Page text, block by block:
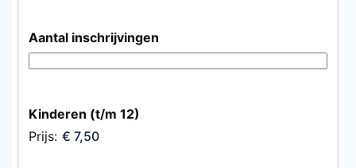
Aantal inschrijvingen
Kinderen (t/m 12)
Prijs: